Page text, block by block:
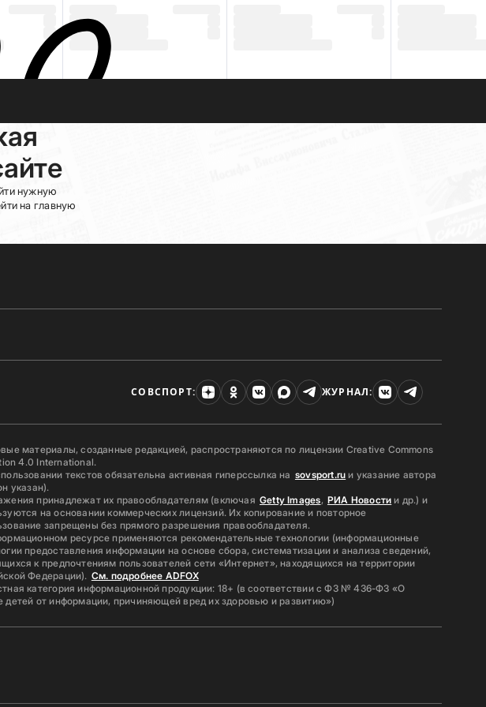
нужную
на главную
СОВСПОРТ: ЖУРНАЛ:
материалы, созданные редакцией, распространяются по лицензии Creative Commons
4.0 International.
текстов обязательна активная гиперссылка на sovsport.ru и указание автора
указан).
принадлежат их правообладателям (включая Getty Images, РИА Новости и др.) и
на основании коммерческих лицензий. Их копирование и повторное
запрещены без прямого разрешения правообладателя.
ресурсе применяются рекомендательные технологии (информационные
предоставления информации на основе сбора, систематизации и анализа сведений,
к предпочтениям пользователей сети «Интернет», находящихся на территории
Федерации). См. подробнее ADFOX
категория информационной продукции: 18+ (в соответствии с ФЗ № 436-ФЗ «О
детей от информации, причиняющей вред их здоровью и развитию»)